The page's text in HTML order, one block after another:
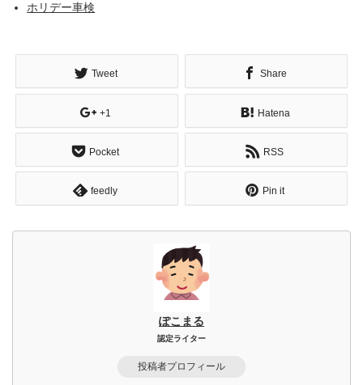
ホリデー車検
Tweet Share
+1 Hatena
Pocket RSS
feedly Pin it
ぽこまる
認定ライター
投稿者プロフィール